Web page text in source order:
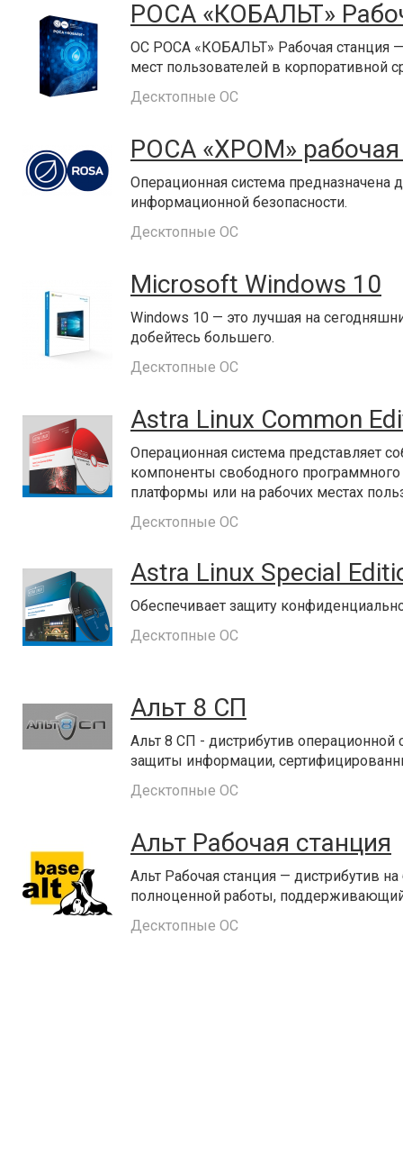
РОСА «КОБАЛЬТ»
ОС РОСА «КОБАЛЬТ» Рабочая станция —
мест пользователей в корпоративной
Десктопные ОС
РОСА «ХРОМ» рабочая
Операционная система предназначена
информационной безопасности.
Десктопные ОС
Microsoft Windows 10
Windows 10 — это лучшая на
добейтесь большего.
Десктопные ОС
Astra Linux Common
Операционная система представляет
компоненты свободного
платформы или на рабочих местах
Десктопные ОС
Astra Linux Special
Обеспечивает защиту
Десктопные ОС
Альт 8 СП
Альт 8 СП - дистрибутив
защиты информации,
Десктопные ОС
Альт Рабочая станция
Альт Рабочая станция — дистрибутив
полноценной работы,
Десктопные ОС